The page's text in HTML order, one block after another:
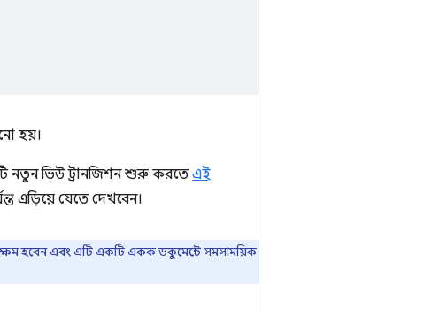
হয়।
নতুন ভিউ ট্রানজিশন শুরু করতে এই
এড়িয়ে যেতে দেখবেন।
হবেন এবং এটি একটি একক ডকুমেন্টে সমসাময়িক